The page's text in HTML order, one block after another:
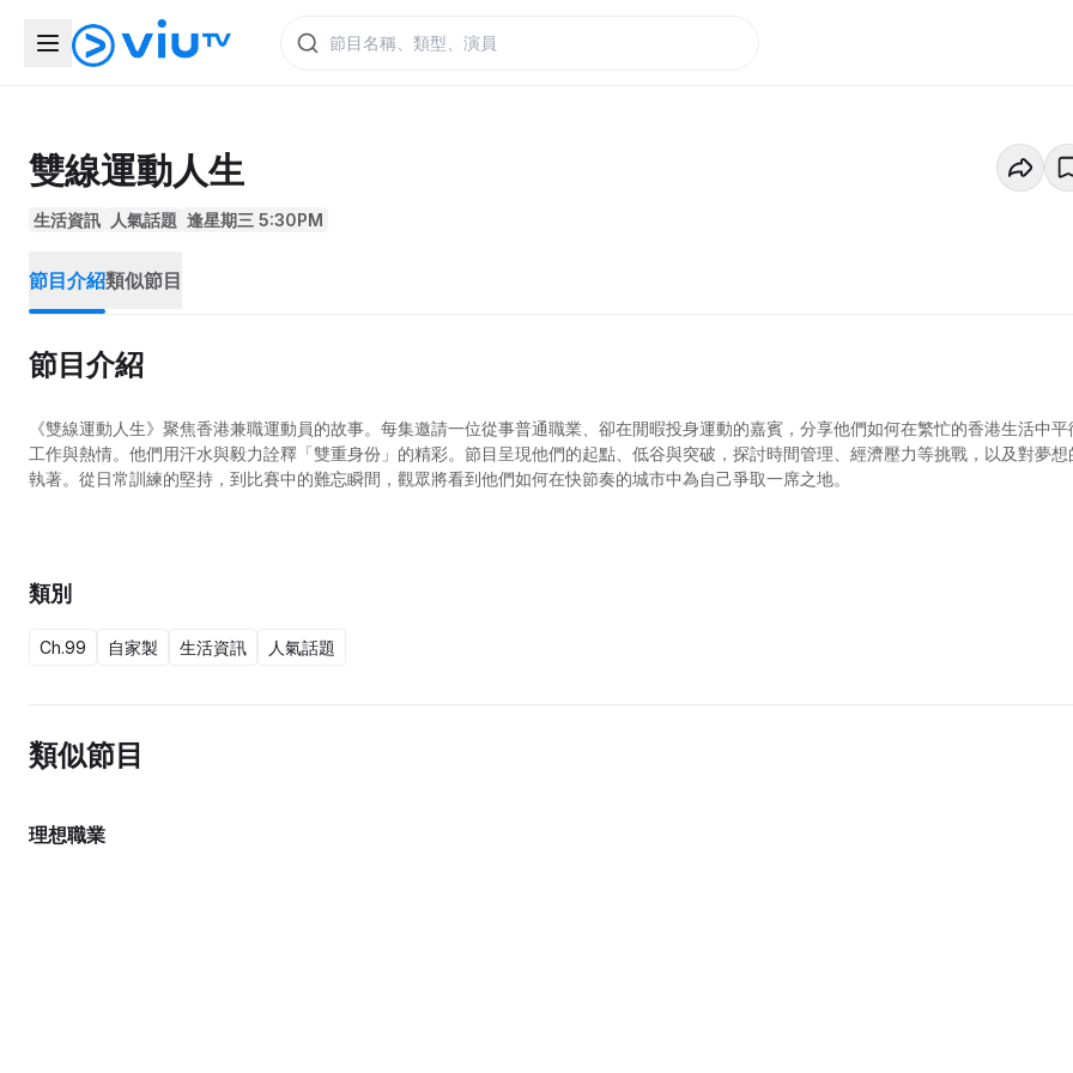
雙線運動人生
生活資訊 人氣話題 逢星期三 5:30PM
節目介紹類似節目
節目介紹
《雙線運動人生》聚焦香港兼職運動員的故事。每集邀請一位從事普通職業、卻在閒暇投身運動的嘉賓，分享他們如何在繁忙的香港生活中平
工作與熱情。他們用汗水與毅力詮釋「雙重身份」的精彩。節目呈現他們的起點、低谷與突破，探討時間管理、經濟壓力等挑戰，以及對夢想
執著。從日常訓練的堅持，到比賽中的難忘瞬間，觀眾將看到他們如何在快節奏的城市中為自己爭取一席之地。
類別
Ch.99 自家製 生活資訊 人氣話題
類似節目
理想職業